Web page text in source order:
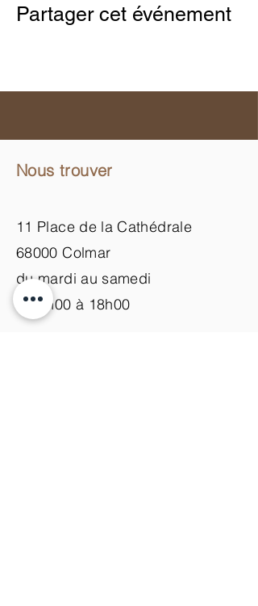
Partager cet événement
Nous trouver
11 Place de la Cathédrale
68000 Colmar
du mardi au samedi
de 9h00 à 18h00